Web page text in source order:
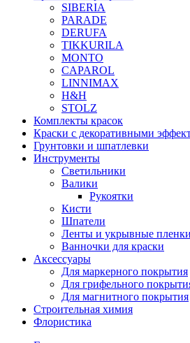
SIBERIA
PARADE
DERUFA
TIKKURILA
MONTO
CAPAROL
LINNIMAX
H&H
STOLZ
Комплекты красок
Краски с декоративными
Грунтовки и шпатлевки
Инструменты
Светильники
Валики
Рукоятки
Кисти
Шпатели
Ленты и укрывные пленки
Ванночки для краски
Аксессуары
Для маркерного покрытия
Для грифельного
Для магнитного покрытия
Строительная химия
Флористика